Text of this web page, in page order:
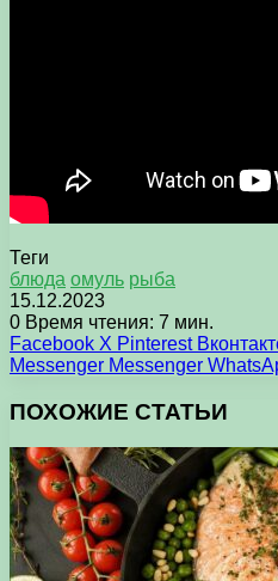
Теги
блюда омуль рыба
15.12.2023
0 Время чтения: 7 мин.
Facebook X Pinterest
Messenger Messenger
ПОХОЖИЕ СТАТЬИ